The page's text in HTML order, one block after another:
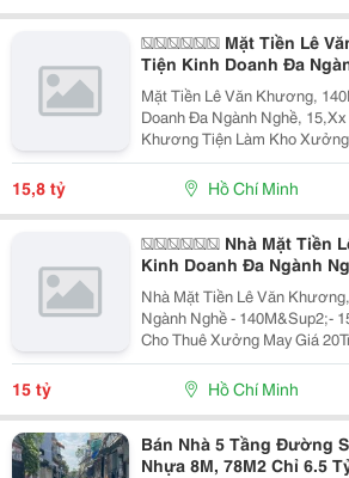
������ Mặt Tiền Lê
Tiện Kinh Doanh Đa
Mặt Tiền Lê Văn Khương,
Doanh Đa Ngành Nghề, 15,Xx Tỉ Nhà Mặt Lê
Khương Tiện Làm Kho
Thuê Xưởng May Giá 20Tr/Tháng Nhà Cách Quốc
1Km Giáp Gò Vấp, Hóc Môn,
Máy Bia...
15,8 tỷ Hồ Chí Minh
������ Nhà Mặt Tiền
Kinh Doanh Đa Ngành
Nhà Mặt Tiền Lê Văn
Ngành Nghề - 140M&Sup2;- 15,Xx Tỉ
Cho Thuê Xưởng May Giá 20Tr/Tháng
Chỉ 1Km Giáp Gò Vấp, Hóc Môn, Gần Mega Hiệp Phú,
15 tỷ Hồ Chí Minh
Bán Nhà 5 Tầng Đường
Nhựa 8M, 78M2 Chỉ 6.5